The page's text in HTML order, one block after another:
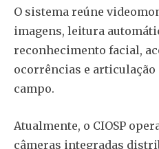
O sistema reúne
imagens, leitura
reconhecimento facial,
ocorrências e
campo.
Atualmente, o CIOSP
câmeras integradas